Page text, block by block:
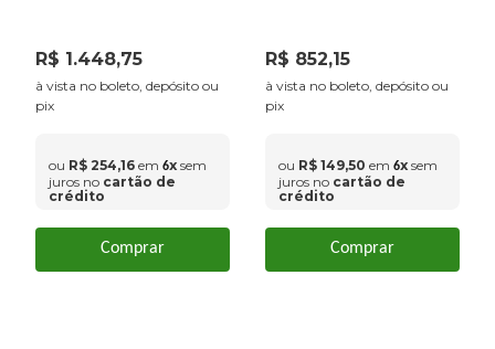
R$ 1.448,75
à vista no boleto, depósito ou
pix
ou R$ 254,16 em 6x sem
juros no cartão de
crédito
Comprar
R$ 852,15
à vista no boleto, depósito ou
pix
ou R$ 149,50 em 6x sem
juros no cartão de
crédito
Comprar